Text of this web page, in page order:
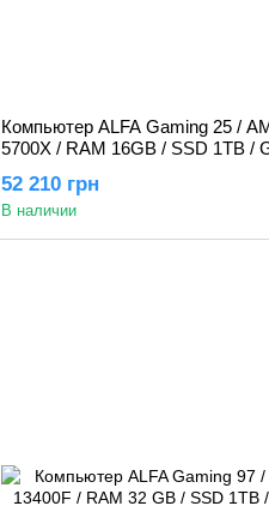
Компьютер ALFA Gaming 25 /
5700X / RAM 16GB / SSD 1TB /
52 210 грн
В наличии